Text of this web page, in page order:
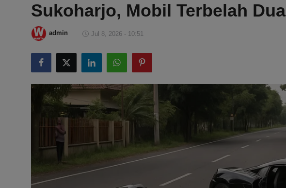
Teknologi
Hiburan
Kesehatan
Sukoharjo, Mobil Terbelah Dua
admin Jul 8, 2026 - 10:51